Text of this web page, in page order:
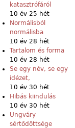
katasztrófáról
10 év 25 hét
Normálisból
normálisba
10 év 28 hét
Tartalom és forma
10 év 28 hét
Se egy név, se egy
idézet,
10 év 30 hét
Hibás kiindulás
10 év 30 hét
Ungváry
sértődöttsége